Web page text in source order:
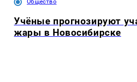
Общество
Учёные прогнозируют
жары в Новосибирске